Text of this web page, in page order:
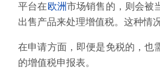
平台在欧洲市场销售的，则会被
出售产品来处理增值税。这种情
在申请方面，即便是免税的，也
的增值税申报表。